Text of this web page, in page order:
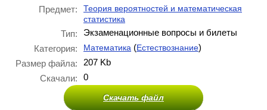
Предмет:
Теория вероятностей и математическая
статистика
Тип:
Экзаменационные вопросы и билеты
Категория:
Математика (Естествознание)
Размер файла:
207 Kb
Скачали:
0
Скачать файл